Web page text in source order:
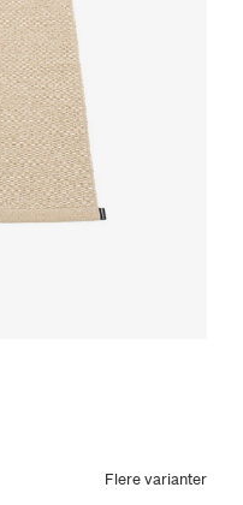
Flere varianter